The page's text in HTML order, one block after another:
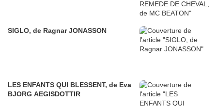
SIGLO, de Ragnar JONASSON
LES ENFANTS QUI BLESSENT, de Eva
BJORG AEGISDOTTIR